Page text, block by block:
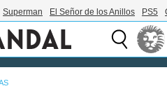
Superman El Señor de los Anillos PS5